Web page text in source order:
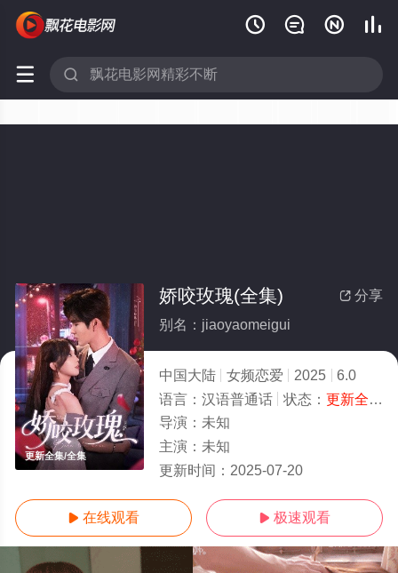
   
 
更新全集/全集
 分享
娇咬玫瑰(全集)
别名：jiaoyaomeigui
中国大陆 女频恋爱 2025
6.0
语言： 汉语普通话 状态： 更新全集
导演： 未知
主演： 未知
更新时间： 2025-07-20
 在线观看  极速观看